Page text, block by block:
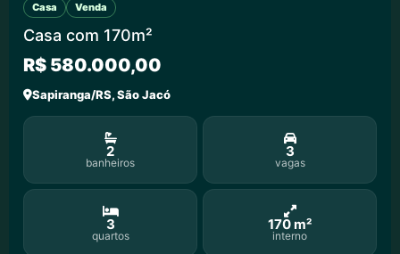
Casa Venda
Casa com 170m²
R$ 580.000,00
Sapiranga/RS, São Jacó
2
banheiros
3
vagas
3
quartos
170 m²
interno